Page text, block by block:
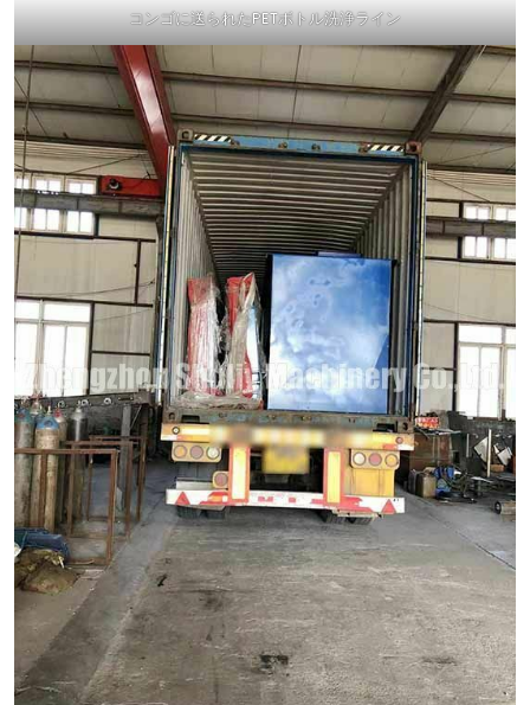
コンゴに送られたPETボトル洗浄ライン